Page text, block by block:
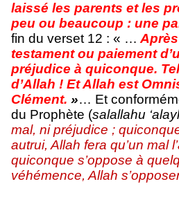
laissé les parents et les
peu ou beaucoup : une
fin du verset 12 : « …
testament ou paiement
préjudice à quiconque.
d’Allah ! Et Allah est
Clément. »… Et
du Prophète (salallahu
mal, ni préjudice ;
autrui, Allah fera qu’un mal
quiconque s’oppose à
véhémence, Allah